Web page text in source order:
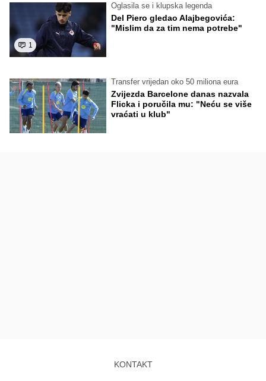
1
Oglasila se i klupska legenda
Del Piero gledao Alajbegovića:
"Mislim da za tim nema potrebe"
Transfer vrijedan oko 50 miliona eura
Zvijezda Barcelone danas nazvala
Flicka i poručila mu: "Neću se više
vraćati u klub"
KONTAKT